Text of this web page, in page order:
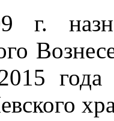
г.
года